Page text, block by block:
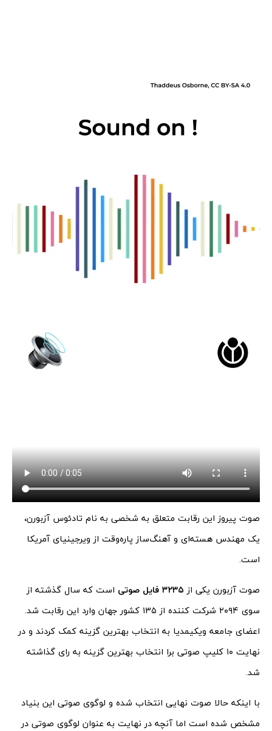
صوت پیروز این رقابت متعلق به شخصی به نام تادئوس آزبورن،
یک مهندس هسته‌ای و آهنگ‌ساز پاره‌وقت از ویرجینیای آمریکا
است.
صوت آزبورن یکی از۳۲۳۵ فایل صوتی
است که سال گذشته از
سوی ۲۰۹۴ شرکت کننده از ۱۳۵ کشور جهان وارد این رقابت شد.
اعضای جامعه ویکیمدیا به انتخاب بهترین گزینه کمک کردند و در
نهایت ۱۰ کلیپ صوتی برا انتخاب بهترین گزینه به رای گذاشته
شد.
با اینکه حالا صوت نهایی انتخاب شده و لوگوی صوتی این بنیاد
مشخص شده است اما آنچه در نهایت به عنوان لوگوی صوتی در